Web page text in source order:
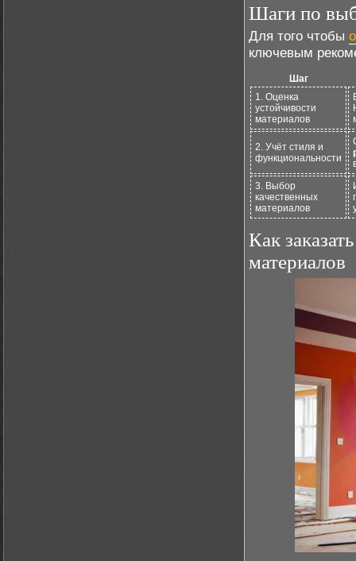
Шаги по
Для того чтобы
ключевым
Шаг
1. Оценка
устойчивости
материалов
2. Учёт стиля и
функциональности
3. Выбор
качественных
материалов
Как
материалов